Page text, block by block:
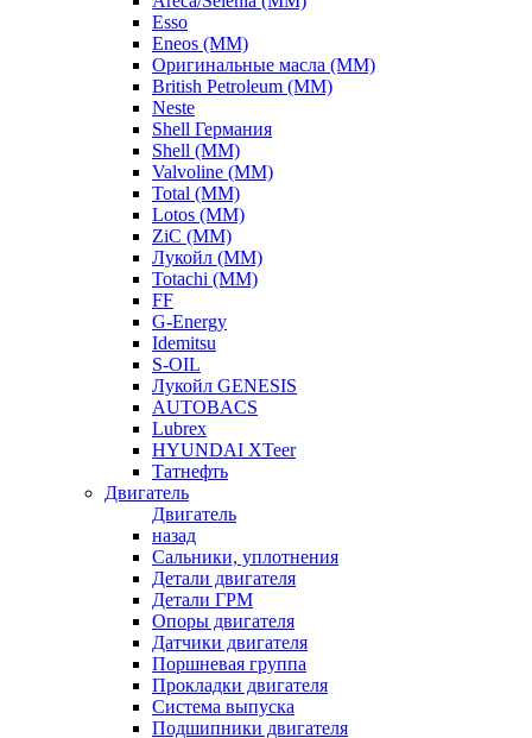
Esso
Eneos (ММ)
Оригинальные масла (ММ)
British Petroleum (ММ)
Neste
Shell Германия
Shell (ММ)
Valvoline (ММ)
Total (ММ)
Lotos (ММ)
ZiC (ММ)
Лукойл (ММ)
Totachi (MM)
FF
G-Energy
Idemitsu
S-OIL
Лукойл GENESIS
AUTOBACS
Lubrex
HYUNDAI XTeer
Татнефть
Двигатель
Двигатель
назад
Сальники, уплотнения
Детали двигателя
Детали ГРМ
Опоры двигателя
Датчики двигателя
Поршневая группа
Прокладки двигателя
Система выпуска
Подшипники двигателя